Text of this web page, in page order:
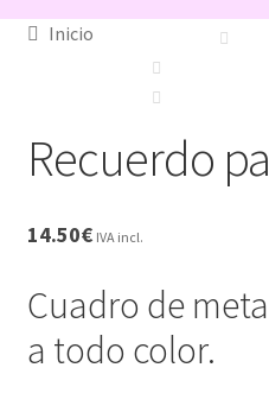
foto de tu bebé
acertar-regalo
ATENCIÓN AL CLIENTE
Palo? Comparativa,
Carrito
Inicio
Recuerdo
14.50€ IVA incl.
Cuadro de
a todo color.